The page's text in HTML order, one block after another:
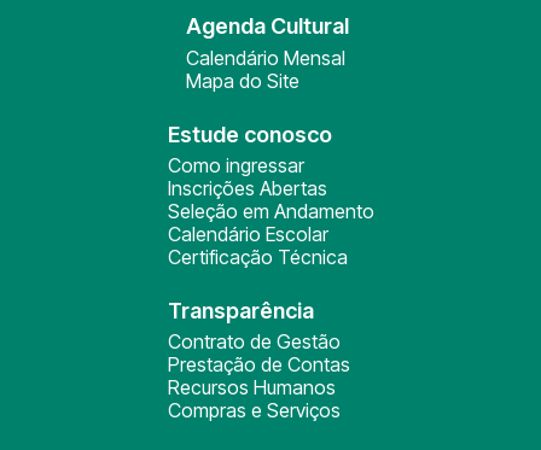
Agenda Cultural
Calendário Mensal
Mapa do Site
Estude conosco
Como ingressar
Inscrições Abertas
Seleção em Andamento
Calendário Escolar
Certificação Técnica
Transparência
Contrato de Gestão
Prestação de Contas
Recursos Humanos
Compras e Serviços